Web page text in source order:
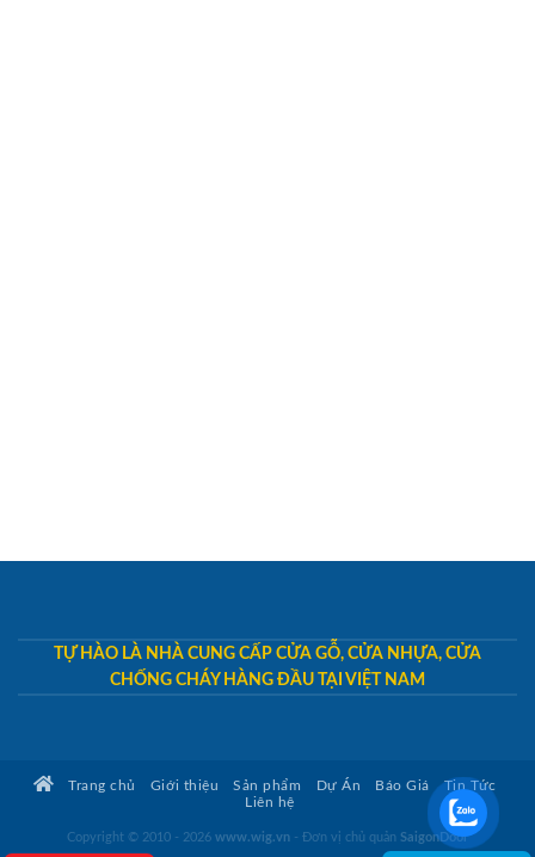
TỰ HÀO LÀ NHÀ CUNG CẤP CỬA GỖ, CỬA NHỰA, CỬA
CHỐNG CHÁY HÀNG ĐẦU TẠI VIỆT NAM
Trang chủ Giới thiệu Sản phẩm Dự Án Báo Giá
Tin Tức
Liên hệ
Copyright © 2010 - 2026 www.wig.vn - Đơn vị chủ quản SaigonDoor